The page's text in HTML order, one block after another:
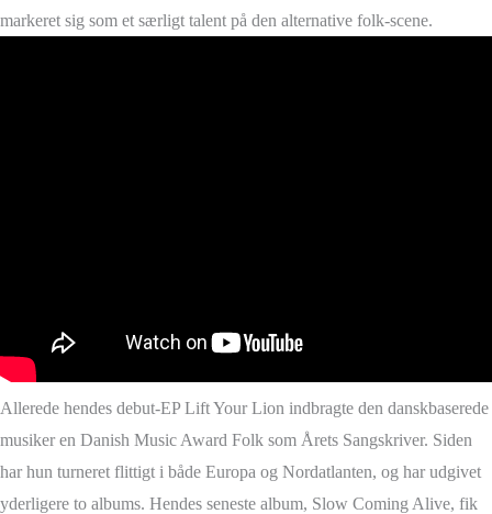
markeret sig som et særligt talent på den alternative folk-scene.
Allerede hendes debut-EP Lift Your Lion indbragte den danskbaserede
musiker en Danish Music Award Folk som Årets Sangskriver. Siden
har hun turneret flittigt i både Europa og Nordatlanten, og har udgivet
yderligere to albums. Hendes seneste album, Slow Coming Alive, fik